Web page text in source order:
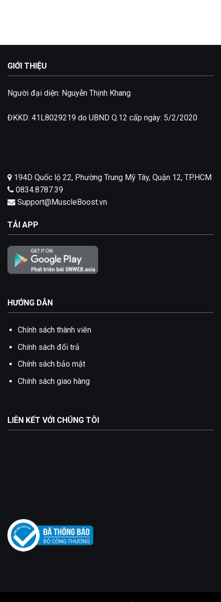
GIỚI THIỆU
Người đại diện: Nguyễn Thịnh Khang
ĐKKD: 41L8029219 do UBND Q.12 cấp ngày: 5/2/2020
194D Quốc lộ 22, Phường Trung Mỹ Tây, Quận 12, TP.HCM
0834.8787.39
Support@MuscleBoost.vn
TẢI APP
HƯỚNG DẪN
Chính sách thành viên
Chính sách đổi trả
Chính sách bảo mật
Chính sách giao hàng
LIÊN KẾT VỚI CHÚNG TÔI